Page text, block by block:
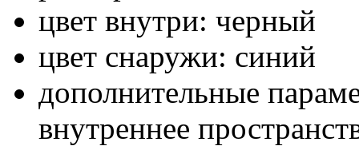
цвет внутри: черный
цвет снаружи: синий
дополнительные
внутреннее